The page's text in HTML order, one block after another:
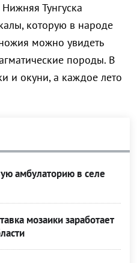
Тунгуска
которую в народе
можно увидеть
породы. В
и окуни, а каждое лето
амбулаторию в селе
мозаики заработает